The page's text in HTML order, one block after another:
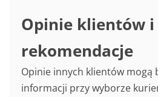
Opinie klientów i
rekomendacje
Opinie innych klientów mogą
informacji przy wyborze